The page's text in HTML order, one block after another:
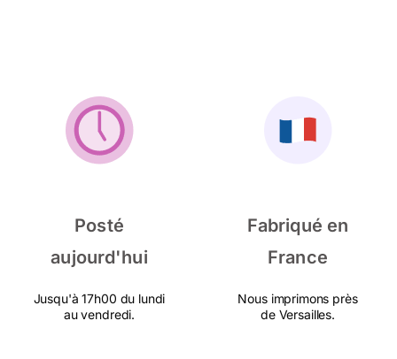
Posté
aujourd'hui
Jusqu'à 17h00 du lundi
au vendredi.
Fabriqué en
France
Nous imprimons près
de Versailles.